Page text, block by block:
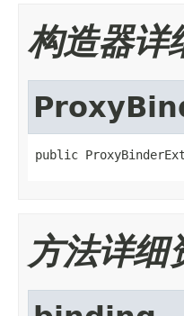
构造器详
public
方法详细